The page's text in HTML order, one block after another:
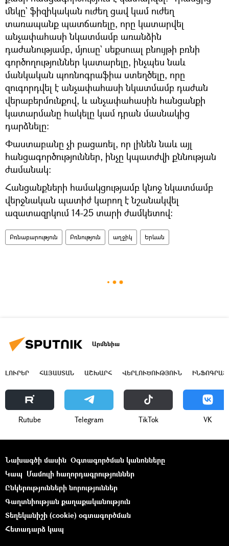
մեկը` ֆիզիկական ուժեղ ցավ կամ ուժեղ
տառապանք պատճառելը, որը կատարվել
անչափահասի նկատմամբ առանձին
դաժանությամբ, մյուսը` սեքսուալ բնույթի բռնի
գործողություններ կատարելը, ինչպես նաև
մանկական պոռնոգրաֆիա ստեղծելը, որը
զուգորդվել է անչափահասի նկատմամբ դաժան
վերաբերմունքով, և անչափահասին հանցանքի
կատարմանը հակելը կամ դրան մասնակից
դարձնելը։
Փաստաբանը չի բացառել, որ լինեն նաև այլ
հանցագործություններ, ինչը կպատժվի քննության
ժամանակ։
Հանցանքների համակցությամբ կնոջ նկատմամբ
վերջնական պատիժ կարող է նշանակվել
ազատազրկում 14-25 տարի ժամկետով:
Բռնաբարություն Բռնություն աղջիկ Երևան
Արմենիա
ԼՈՒՐԵՐ ՀԱՅԱՍՏԱՆ ԱՇԽԱՐՀ ՎԵՐԼՈՒԾՈՒԹՅՈՒՆ
Rutube Telegram ТikТоk VK
Նախագծի մասին Օգտագործման կանոնները
Կապ Մամուլի հաղորդագրություններ
Ընկերությունների նորություններ
Գաղտնիության քաղաքականություն
Տեղեկանիշի (cookie) օգտագործման
Հետադարձ կապ